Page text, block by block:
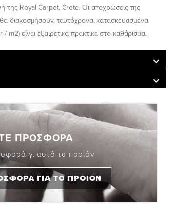
της Royal Carpet, Crete. Οι αποχρώσεις της
διακοσμήσουν, ταυτόχρονα, κατασκευασμένα
είναι εξαιρετικά πρακτικά στο καθάρισμα.
ΠΡΟΣΦΟΡΑ
γι αυτό το προϊόν
ΓΙΑ ΤΟ ΠΡΟΙΟΝ